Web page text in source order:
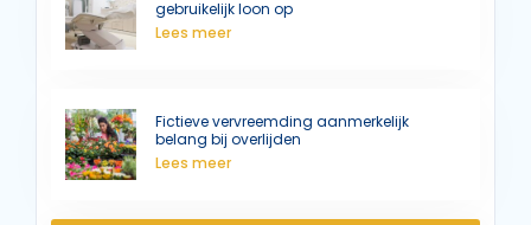
gebruikelijk loon op
Lees meer
Fictieve vervreemding aanmerkelijk
belang bij overlijden
Lees meer